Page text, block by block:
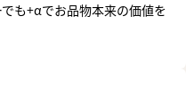
も+αでお品物本来の価値を